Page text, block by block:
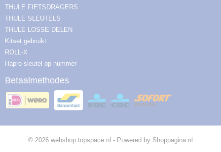
THULE FIETSDRAGERS
THULE SLEUTELS
THULE LOSSE DELEN
Kitset gebruikt
ROLL-X
Hapro sleutel op nummer
Betaalmethodes
© 2026 webshop.topspace.nl - Powered by Shoppagina.nl